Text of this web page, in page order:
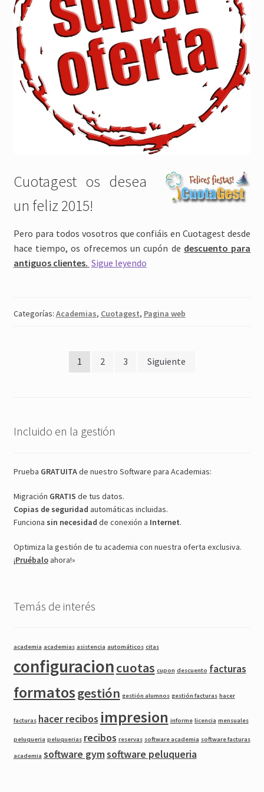
Cuotagest os desea
un feliz 2015!
Pero para todos vosotros que confiáis en Cuotagest desde
hace tiempo, os ofrecemos un cupón de descuento para
antiguos clientes. Sigue leyendoFeliz
y
los
Categorías: Academias, Cuotagest, Pagina web
Paginación
1 2 3 Siguiente
Incluido en la gestión
Prueba GRATUITAde nuestro Software para Academias:
Migración GRATIS de tus datos.
Copias de seguridad automáticas incluidas.
Funciona sin necesidad de conexión a Internet.
Optimiza la gestión de tu academia con nuestra oferta exclusiva.
¡Pruébaloahora!»
Temás de interés
academia academias asistencia automáticos citas
configuracioncuotas cupon descuento facturas
formatosgestión gestión alumnos gestión facturas hacer
facturas hacer recibos impresion informe licencia mensuales
peluqueria peluquerias recibos reservas software academia software facturas
academia software gymsoftware peluqueria